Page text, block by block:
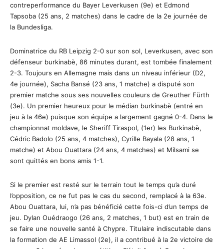
contreperformance du Bayer Leverkusen (9e) et Edmond
Tapsoba (25 ans, 2 matches) dans le cadre de la 2e journée de
la Bundesliga.
Dominatrice du RB Leipzig 2-0 sur son sol, Leverkusen, avec son
défenseur burkinabè, 86 minutes durant, est tombée finalement
2-3. Toujours en Allemagne mais dans un niveau inférieur (D2,
4e journée), Sacha Bansé (23 ans, 1 matche) a disputé son
premier matche sous ses nouvelles couleurs de Greuther Fürth
(3e). Un premier heureux pour le médian burkinabè (entré en
jeu à la 46e) puisque son équipe a largement gagné 0-4. Dans le
championnat moldave, le Sheriff Tiraspol, (1er) les Burkinabè,
Cédric Badolo (25 ans, 4 matches), Cyrille Bayala (28 ans, 1
matche) et Abou Ouattara (24 ans, 4 matches) et Milsami se
sont quittés en bons amis 1-1.
Si le premier est resté sur le terrain tout le temps qu’a duré
l’opposition, ce ne fut pas le cas du second, remplacé à la 63e.
Abou Ouattara, lui, n’a pas bénéficié cette fois-ci d’un temps de
jeu. Dylan Ouédraogo (26 ans, 2 matches, 1 but) est en train de
se faire une nouvelle santé à Chypre. Titulaire indiscutable dans
la formation de AE Limassol (2e), il a contribué à la 2e victoire de